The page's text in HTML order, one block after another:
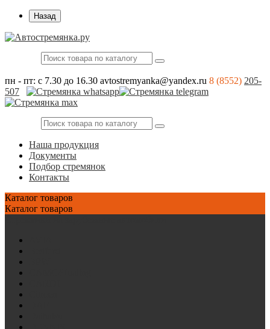
Назад
пн - пт: с 7.30 до 16.30 avtostremyanka@yandex.ru 8 (8552) 205-
507
Наша продукция
Документы
Подбор стремянок
Контакты
Каталог товаров
Каталог товаров